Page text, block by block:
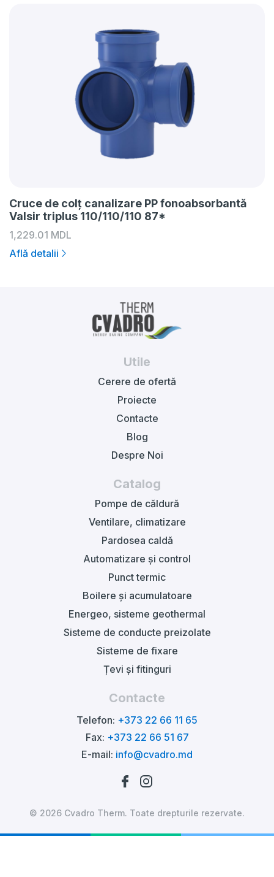
Cruce de colț canalizare PP fonoabsorbantă
Valsir triplus 110/110/110 87*
1,229.01 MDL
Află detalii
Utile
Cerere de ofertă
Proiecte
Contacte
Blog
Despre Noi
Catalog
Pompe de căldură
Ventilare, climatizare
Pardosea caldă
Automatizare și control
Punct termic
Boilere și acumulatoare
Energeo, sisteme geothermal
Sisteme de conducte preizolate
Sisteme de fixare
Țevi și fitinguri
Contacte
Telefon: +373 22 66 11 65
Fax: +373 22 66 51 67
E-mail: info@cvadro.md
© 2026 Cvadro Therm. Toate drepturile rezervate.